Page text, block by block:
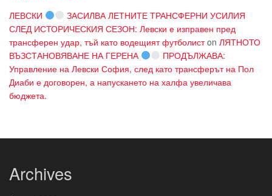
ЛЕВСКИ
ЗАСИЛВА ЛЕТНИТЕ ТРАНСФЕРНИ УСИЛИЯ
СЛЕД ИСТОРИЧЕСКИЯ СЕЗОН: Левски е изправен пред
трансферен удар, тъй като водещият футболистon ЛЯТНОТО
ВЪЗСТАНОВЯВАНЕ НА ГЕРЕНА
ПРОДЪЛЖАВА:
Управление на Левски София, след като трансферът на Пол
Диаби е договорен, а напускането на халфа увеличава
бюджета.
Archives